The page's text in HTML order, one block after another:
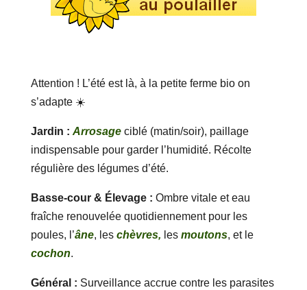
Attention ! L’été est là, à la petite ferme bio on
s’adapte ☀️
Jardin : Arrosageciblé (matin/soir), paillage
indispensable pour garder l’humidité. Récolte
régulière des légumes d’été.
Basse-cour & Élevage : Ombre vitale et eau
fraîche renouvelée quotidiennement pour les
poules, l’âne, les chèvres, les moutons, et le
cochon.
Général : Surveillance accrue contre les parasites